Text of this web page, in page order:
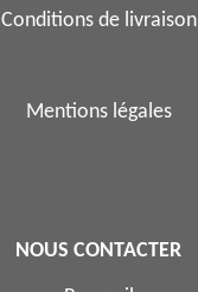
Conditions de livraison
Mentions légales
NOUS CONTACTER